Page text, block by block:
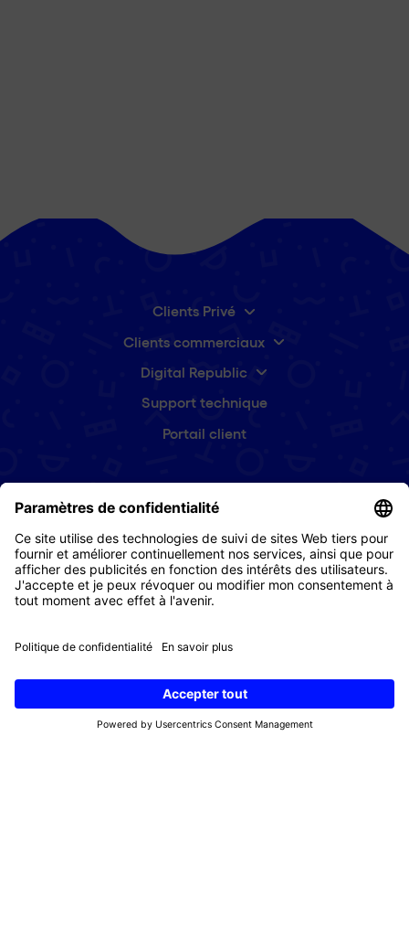
Clients Privé
Clients commerciaux
Digital Republic
Support technique
Portail client
Abonnez-vous à notre newsletter
Prénom(Nécessaire)
E-